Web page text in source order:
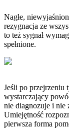
Nagłe,
rezygnacja ze
to też sygnał
spełnione.
Jeśli po przejrzeniu
wystarczający
nie diagnozuje i nie
Umiejętność
pierwsza forma